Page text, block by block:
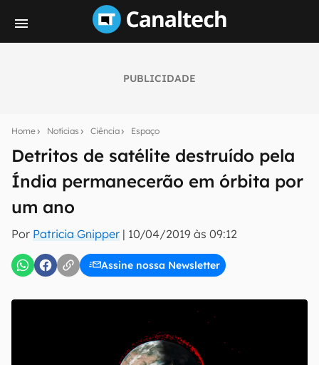
PUBLICIDADE
Home Notícias Ciência Espaço
Detritos de satélite destruído pela
Índia permanecerão em órbita por
um ano
Por Patricia Gnipper | 10/04/2019 às 09:12
Assine nossa Newsletter
notícias e reviews sobre tecnologia em primeira
mão.
E-mail
inscreva-se
Uso e Política de Privacidade do Canaltech.